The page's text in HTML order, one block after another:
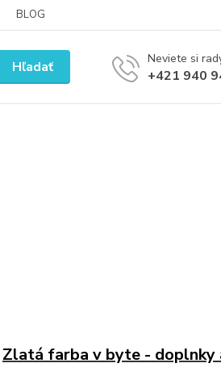
BLOG
Hľadať Neviete si
+421 940
Zlatá farba v byte - doplnky